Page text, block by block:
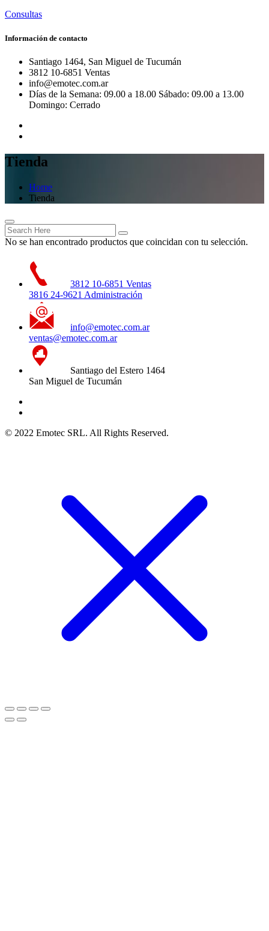
Consultas
Información de contacto
Santiago 1464, San Miguel de Tucumán
3812 10-6851 Ventas
info@emotec.com.ar
Días de la Semana: 09.00 a 18.00 Sábado: 09.00 a 13.00
Domingo: Cerrado
Tienda
Home
Tienda
No se han encontrado productos que coincidan con tu selección.
3812 10-6851 Ventas
3816 24-9621 Administración
info@emotec.com.ar
ventas@emotec.com.ar
Santiago del Estero 1464
San Miguel de Tucumán
© 2022 Emotec SRL. All Rights Reserved.